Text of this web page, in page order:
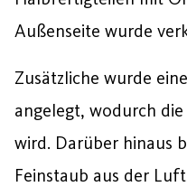
Außenseite wurde
Zusätzliche wurde
angelegt, wodurch
wird. Darüber hinaus
Feinstaub aus der